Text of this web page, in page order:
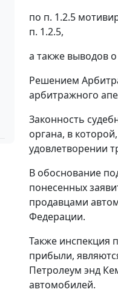
по п. 1.2.5
п. 1.2.5,
а также выводов
Решением
арбитражного
Законность
органа, в
удовлетворении
В обоснование
понесенных
продавцами
Федерации.
Также инспекция
прибыли,
Петролеум энд
автомобилей.